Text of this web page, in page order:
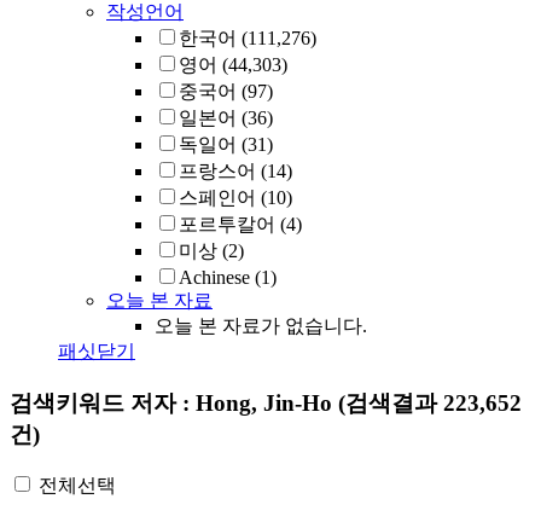
작성언어
한국어 (111,276)
영어 (44,303)
중국어 (97)
일본어 (36)
독일어 (31)
프랑스어 (14)
스페인어 (10)
포르투칼어 (4)
미상 (2)
Achinese (1)
오늘 본 자료
오늘 본 자료가 없습니다.
패싯닫기
검색키워드 저자 : Hong, Jin-Ho (검색결과 223,652
건)
전체선택